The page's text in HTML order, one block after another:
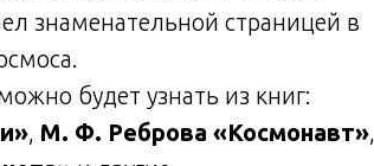
знаменательной страницей в
будет узнать из книг:
, М. Ф. Реброва «Космонавт»,